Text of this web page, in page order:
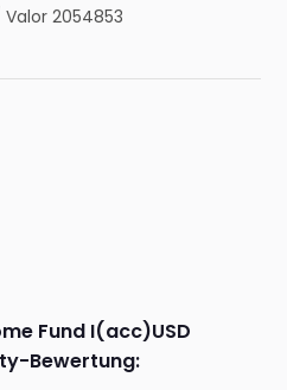
Valor 2054853
Fund I(acc)USD
Bewertung: